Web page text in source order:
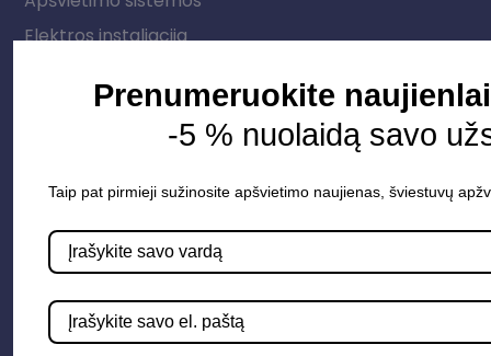
Elektros instaliacija
LED juostos
Vidaus apšvietimas
Apie mus
Paslaugos
Apšvietimo mokymų įrašas
Prenumeruokite
-5 % nuolaidą savo
Taip pat pirmieji sužinosite apšvietimo naujienas, šviestuvų